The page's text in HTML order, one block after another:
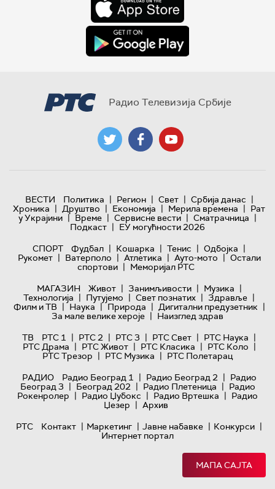
Радио Телевизија Србије
ВЕСТИ Политика | Регион | Свет | Србија данас |
Хроника | Друштво | Економија | Мерила времена | Рат
у Украјини | Време | Сервисне вести | Сматрачница |
Подкаст | ЕУ могућности 2026
СПОРТ
Фудбал | Кошарка | Тенис | Одбојка |
Рукомет | Ватерполо | Атлетика | Ауто-мото | Остали
спортови | Меморијал РТС
МАГАЗИН
Живот | Занимљивости | Музика |
Технологијa | Путујемо | Свет познатих | Здравље |
Филм и ТВ | Наука | Природа | Дигитални предузетник |
За мале велике хероје | Наизглед здрав
ТВ
РТС 1 | РТС 2 | РТС 3 | РТС Свет | РТС Наука |
РТС Драма | РТС Живот | РТС Класика | РТС Коло |
РТС Трезор | РТС Музика | РТС Полетарац
РАДИО
Радио Београд 1 | Радио Београд 2 | Радио
Београд 3 | Београд 202 | Радио Плетеница | Радио
Рокенролер | Радио Џубокс | Радио Вртешка | Радио
Џезер | Архив
РТС
Контакт | Маркетинг | Јавне набавке | Конкурси |
Интернет портал
МАПА САЈТА